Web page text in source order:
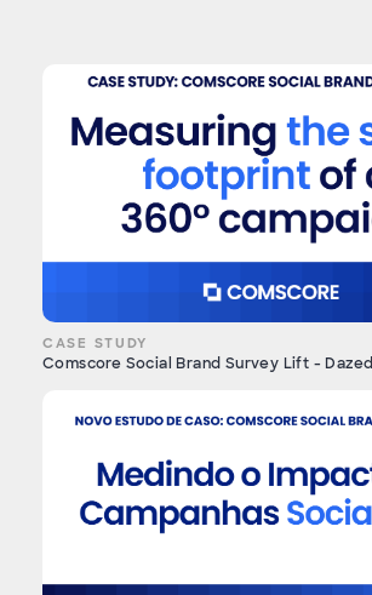
CASE STUDY
Comscore Social Brand Survey Lift - Dazed